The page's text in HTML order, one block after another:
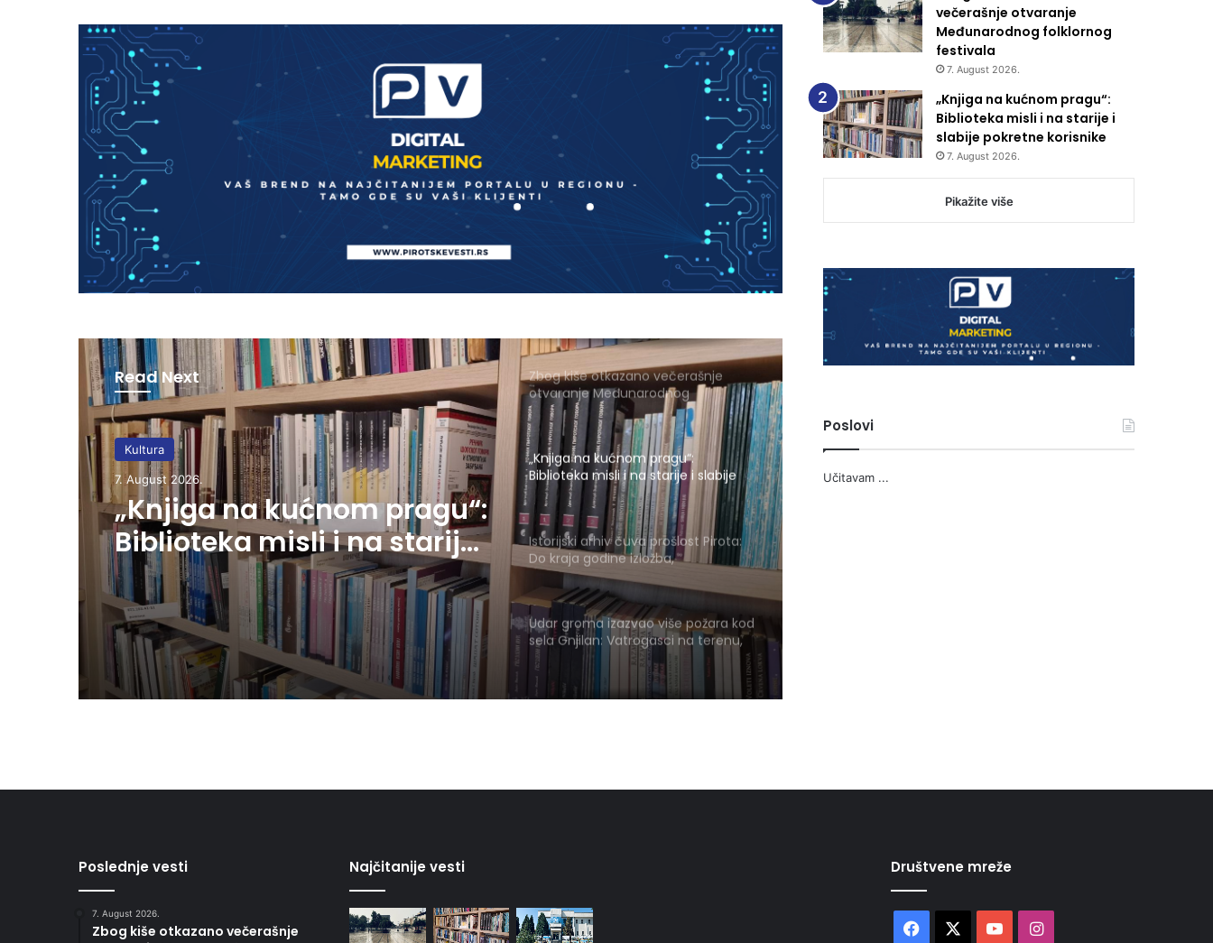
Read Next
Kultura
7. August 2026.
„Knjiga na kućnom pragu“:
Biblioteka misli i na starije i
slabije pokretne korisnike
„Knjiga na kućnom pragu“:
Biblioteka misli i na starije i slabije
Istorijski arhiv čuva prošlost Pirota:
monografija i promocija knjige
„Vukovci Nikole Nikolića“
Udar groma izazvao više požara kod
sela Gnjilan: Vatrogasci na terenu,
Promocija knjige „Žena na prozoru“
Zbog kiše otkazano večerašnje
otvaranje Međunarodnog
folklornog festivala
„Knjiga na kućnom pragu“:
Biblioteka misli i na starije i slabije
pokretne korisnike
Istorijski arhiv čuva prošlost Pirota:
Do kraja godine izložba,
monografija i promocija knjige
„Vukovci Nikole Nikolića“
Udar groma izazvao više požara kod
sela Gnjilan: Vatrogasci na terenu,
nema povređenih
Promocija knjige „Žena na prozoru“
Zbog kiše otkazano večerašnje
večerašnje otvaranje
Međunarodnog folklornog
festivala
7. August 2026.
„Knjiga na kućnom pragu“:
Biblioteka misli i na starije i
slabije pokretne korisnike
7. August 2026.
Pikažite više
Poslovi
Učitavam ...
Poslednje vesti
7. August 2026.
Zbog kiše otkazano večerašnje
Najčitanije vesti Društvene mreže
Facebook YouTubeInstagram